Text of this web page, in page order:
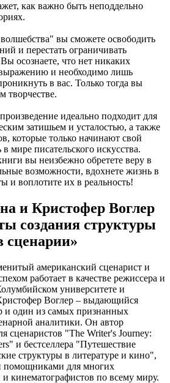
как важно быть неподдельно
вы сможете освободить
и перестать ограничивать
осознаете, что нет никаких
и необходимо лишь
в вас. Только тогда вы
творчестве.
идеально подходит для
затишьем и усталостью, а также
которые только начинают свой
мире писательского искусства.
вы неизбежно обретете веру в
возможности, вдохнете жизнь в
и воплотите их в реальность!
и Кристофер Воглер
создания структуры
сценарии»
американский сценарист и
работает в качестве режиссера и
университете и
Воглер – выдающийся
и один из самых признанных
аналитики. Он автор
сценаристов "The Writer's Journey:
и бестселлера "Путешествие
структуры в литературе и кино",
помощниками для многих
кинематографистов по всему миру.